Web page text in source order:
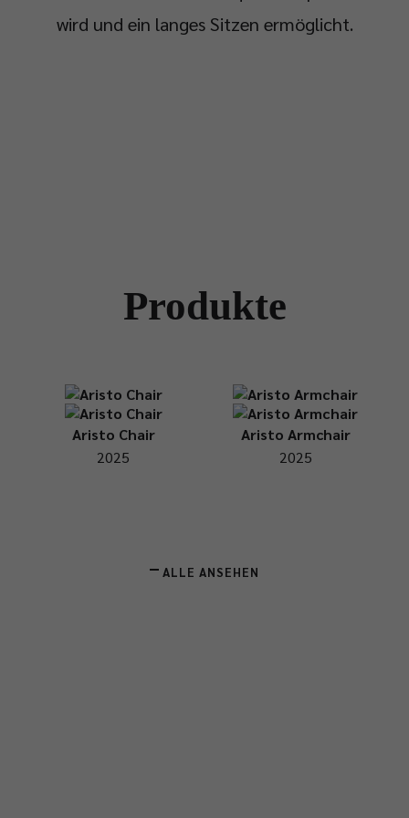
wird und ein langes Sitzen ermöglicht.
Produkte
Aristo Chair
2025
Aristo Armchair
2025
ALLE ANSEHEN